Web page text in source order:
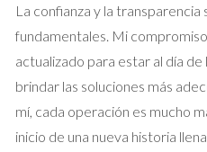
mejorar su estrategia de venta.
acuerdo favorable que les
preocupaciones financieras.
Caso de Éxito 3:
Frustraciones en
La confianza y la transparencia
fundamentales. Mi
actualizado para estar al día
brindar las soluciones más
mí, cada operación es mucho
inicio de una nueva historia